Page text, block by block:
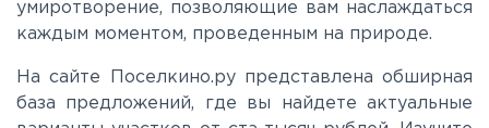
умиротворение, позволяющие вам наслаждаться
каждым моментом, проведенным на природе.
На сайте Поселкино.ру представлена обширная
база предложений, где вы найдете актуальные